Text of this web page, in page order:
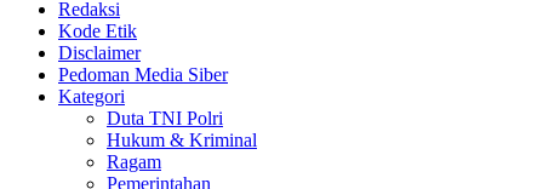
Redaksi
Kode Etik
Disclaimer
Pedoman Media Siber
Kategori
Duta TNI Polri
Hukum & Kriminal
Ragam
Pemerintahan